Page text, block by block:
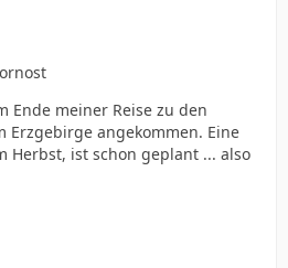
Ende meiner Reise zu den
Erzgebirge angekommen. Eine
Herbst, ist schon geplant ... also